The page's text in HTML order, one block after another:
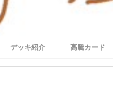
デッキ紹介 高騰カード